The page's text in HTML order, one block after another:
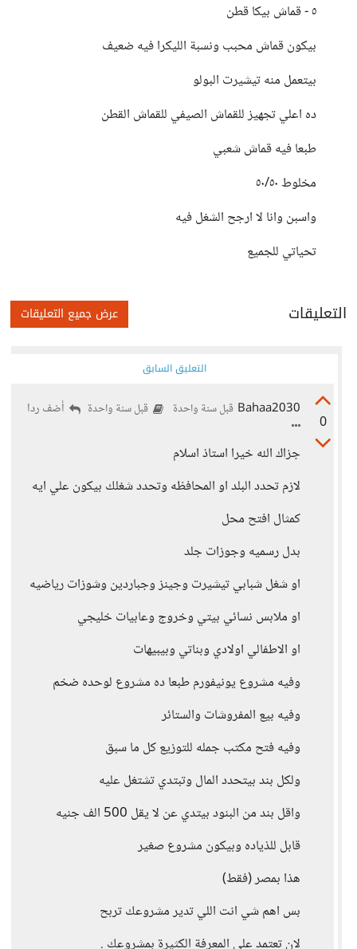
٥ - قماش بيكا قطن
بيكون قماش محبب ونسبة الليكرا فيه ضعيف
بيتعمل منه تيشيرت البولو
ده اعلي تجهيز للقماش الصيفي للقماش القطن
طبعا فيه قماش شعبي
مخلوط ٥٠/٥٠
واسبن وانا لا ارجح الشغل فيه
تحياتي للجميع
التعليقات عرض جميع التعليقات
التعليق السابق
0
Bahaa2030 قبل سنة واحدة قبل سنة واحدة أضف ردا
جزاك الله خيرا استاذ اسلام
لازم تحدد البلد او المحافظه وتحدد شغلك بيكون علي ايه
كمثال افتح محل
بدل رسميه وجوزات جلد
او شغل شبابي تيشيرت وجينز وجباردين وشوزات رياضيه
او ملابس نسائي بيتي وخروج وعابيات خليجي
او الاطفالي اولادي وبناتي وبيبيهات
وفيه مشروع يونيفورم طبعا ده مشروع لوحده ضخم
وفيه بيع المفروشات والستائر
وفيه فتح مكتب جمله للتوزيع كل ما سبق
ولكل بند بيتحدد المال وتبتدي تشتغل عليه
واقل بند من البنود بيتدي عن لا يقل 500 الف جنيه
قابل للذياده وبيكون مشروع صغير
هذا بمصر (فقط)
بس اهم شي انت اللي تدير مشروعك تربح